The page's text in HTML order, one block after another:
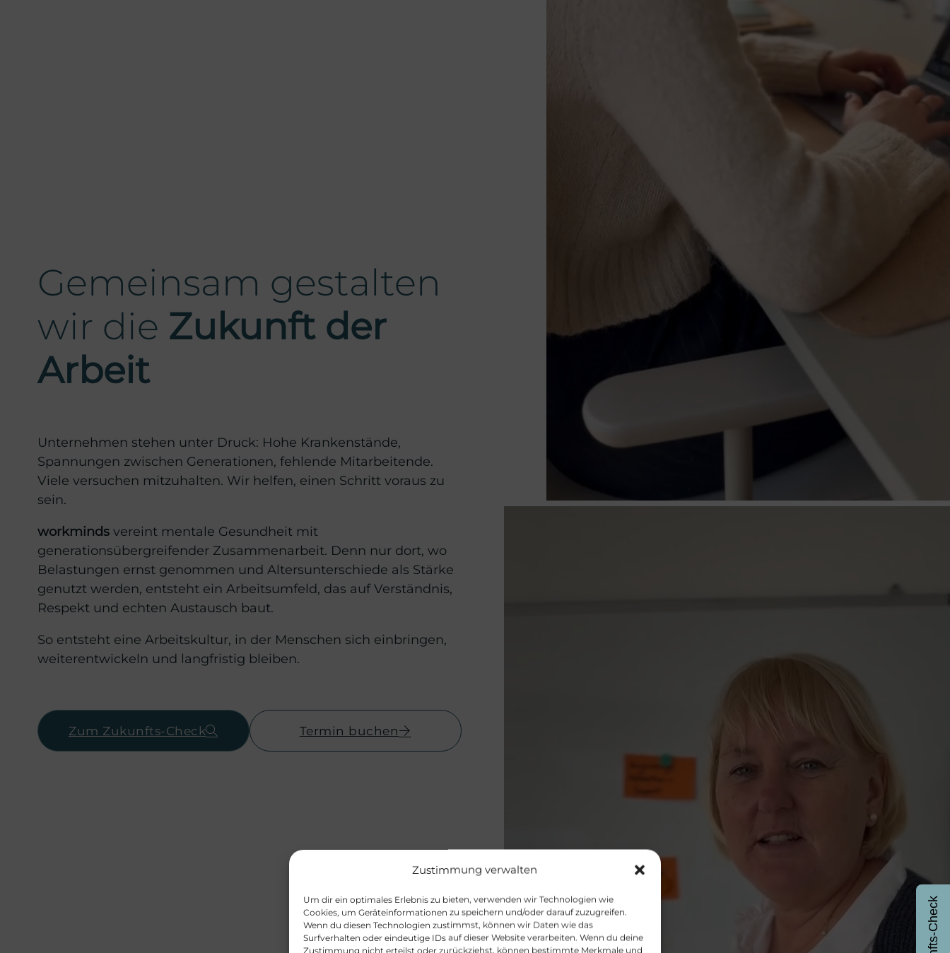
Zustimmung verwalten
Um dir ein optimales Erlebnis zu bieten, verwenden wir Technologien wie
Cookies, um Geräteinformationen zu speichern und/oder darauf zuzugreifen.
Wenn du diesen Technologien zustimmst, können wir Daten wie das
Surfverhalten oder eindeutige IDs auf dieser Website verarbeiten. Wenn du deine
Zustimmung nicht erteilst oder zurückziehst, können bestimmte Merkmale und
Gemeinsam gestalten
wir die Zukunft der
Arbeit
Unternehmen stehen unter Druck: Hohe Krankenstände,
Spannungen zwischen Generationen, fehlende Mitarbeitende.
Viele versuchen mitzuhalten. Wir helfen, einen Schritt voraus zu
sein.
workminds vereint mentale Gesundheit mit
generationsübergreifender Zusammenarbeit. Denn nur dort, wo
Belastungen ernst genommen und Altersunterschiede als Stärke
genutzt werden, entsteht ein Arbeitsumfeld, das auf Verständnis,
Respekt und echten Austausch baut.
So entsteht eine Arbeitskultur, in der Menschen sich einbringen,
weiterentwickeln und langfristig bleiben.
Zum Zukunfts-Check Termin buchen